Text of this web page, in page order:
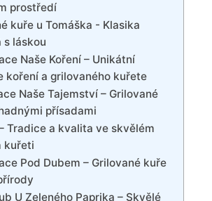
prostředí
kuře u Tomáška‌ -⁣ Klasika
s láskou
Naše‌ Koření – Unikátní
koření a grilovaného kuřete
Naše ​Tajemství – Grilované
přísadami
Tradice a kvalita ve skvělém
⁣kuřeti
Pod⁣ Dubem – Grilované ‌kuře
U Zeleného Paprika – Skvělé